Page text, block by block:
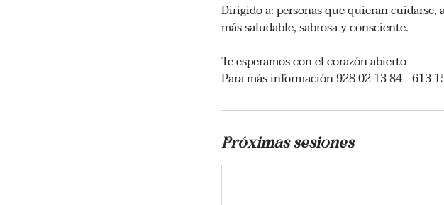
Dirigido a: personas que quieran
más saludable, sabrosa y consciente.
Te esperamos con el corazón abierto
Para más información 928 02 13 84 - 613
Próximas sesiones